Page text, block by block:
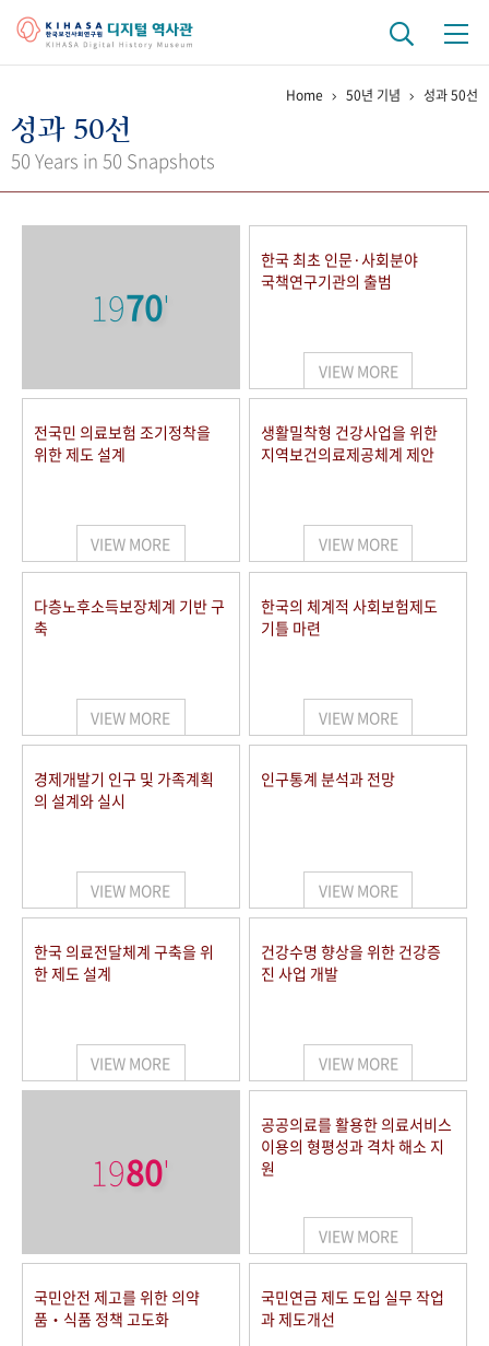
걸어온 길 기관 변천사
키워드로 보는 연구 역사
연구자들
사진 아카이브 문서 기록물 행정박물 영상 기록물
50+1 주년 기념
세계와 함께 한 KIHASA
VR 역사관
Home 50년 기념 성과 50선
성과 50선
50 Years in 50 Snapshots
1970'
한국 최초 인문·사회분야
국책연구기관의 출범
VIEW MORE
전국민 의료보험 조기정착을
위한 제도 설계
VIEW MORE
생활밀착형 건강사업을 위한
지역보건의료제공체계 제안
VIEW MORE
다층노후소득보장체계 기반 구
축
VIEW MORE
한국의 체계적 사회보험제도
기틀 마련
VIEW MORE
경제개발기 인구 및 가족계획
의 설계와 실시
VIEW MORE
인구통계 분석과 전망
VIEW MORE
한국 의료전달체계 구축을 위
한 제도 설계
VIEW MORE
건강수명 향상을 위한 건강증
진 사업 개발
VIEW MORE
1980'
공공의료를 활용한 의료서비스
이용의 형평성과 격차 해소 지
원
VIEW MORE
국민안전 제고를 위한 의약
품‧식품 정책 고도화
국민연금 제도 도입 실무 작업
과 제도개선